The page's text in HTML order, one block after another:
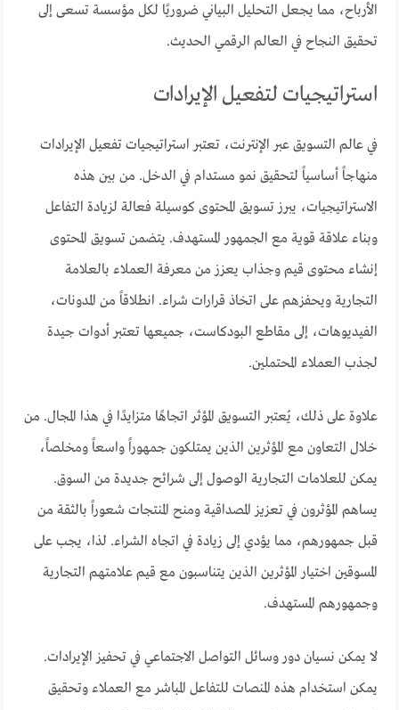
الأرباح، مما يجعل التحليل البياني ضروريًا لكل مؤسسة تسعى إلى
تحقيق النجاح في العالم الرقمي الحديث.
استراتيجيات لتفعيل الإيرادات
في عالم التسويق عبر الإنترنت، تعتبر استراتيجيات تفعيل الإيرادات
منهاجاً أساسياً لتحقيق نمو مستدام في الدخل. من بين هذه
الاستراتيجيات، يبرز تسويق المحتوى كوسيلة فعالة لزيادة التفاعل
وبناء علاقة قوية مع الجمهور المستهدف. يتضمن تسويق المحتوى
إنشاء محتوى قيم وجذاب يعزز من معرفة العملاء بالعلامة
التجارية ويحفزهم على اتخاذ قرارات شراء. انطلاقاً من المدونات،
الفيديوهات، إلى مقاطع البودكاست، جميعها تعتبر أدوات جيدة
لجذب العملاء المحتملين.
علاوة على ذلك، يُعتبر التسويق المؤثر اتجاهًا متزايدًا في هذا المجال. من
خلال التعاون مع المؤثرين الذين يمتلكون جمهوراً واسعاً ومخلصاً،
يمكن للعلامات التجارية الوصول إلى شرائح جديدة من السوق.
يساهم المؤثرون في تعزيز المصداقية ومنح المنتجات شعوراً بالثقة من
قبل جمهورهم، مما يؤدي إلى زيادة في اتجاه الشراء. لذا، يجب على
المسوقين اختيار المؤثرين الذين يتناسبون مع قيم علامتهم التجارية
وجمهورهم المستهدف.
لا يمكن نسيان دور وسائل التواصل الاجتماعي في تحفيز الإيرادات.
يمكن استخدام هذه المنصات للتفاعل المباشر مع العملاء وتحقيق